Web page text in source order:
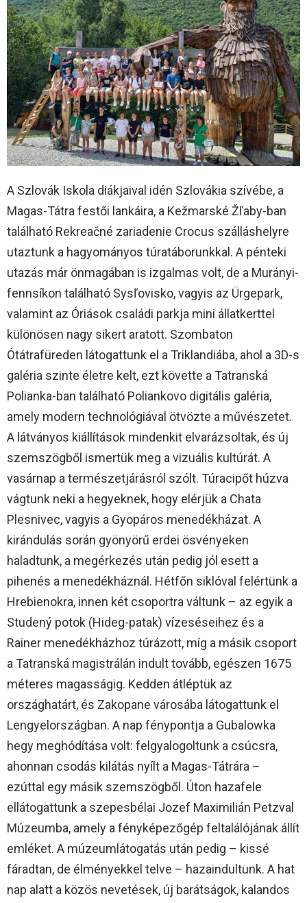
A Szlovák Iskola diákjaival idén Szlovákia szívébe, a
Magas-Tátra festői lankáira, a Kežmarské Žľaby-ban
található Rekreačné zariadenie Crocus szálláshelyre
utaztunk a hagyományos túratáborunkkal. A pénteki
utazás már önmagában is izgalmas volt, de a Murányi-
fennsíkon található Sysľovisko, vagyis az Ürgepark,
valamint az Óriások családi parkja mini állatkerttel
különösen nagy sikert aratott. Szombaton
Ótátrafüreden látogattunk el a Triklandiába, ahol a 3D-s
galéria szinte életre kelt, ezt követte a Tatranská
Polianka-ban található Poliankovo digitális galéria,
amely modern technológiával ötvözte a művészetet.
A látványos kiállítások mindenkit elvarázsoltak, és új
szemszögből ismertük meg a vizuális kultúrát. A
vasárnap a természetjárásról szólt. Túracipőt húzva
vágtunk neki a hegyeknek, hogy elérjük a Chata
Plesnivec, vagyis a Gyopáros menedékházat. A
kirándulás során gyönyörű erdei ösvényeken
haladtunk, a megérkezés után pedig jól esett a
pihenés a menedékháznál. Hétfőn siklóval felértünk a
Hrebienokra, innen két csoportra váltunk – az egyik a
Studený potok (Hideg-patak) vízeséseihez és a
Rainer menedékházhoz túrázott, míg a másik csoport
a Tatranská magistrálán indult tovább, egészen 1675
méteres magasságig. Kedden átléptük az
országhatárt, és Zakopane városába látogattunk el
Lengyelországban. A nap fénypontja a Gubalowka
hegy meghódítása volt: felgyalogoltunk a csúcsra,
ahonnan csodás kilátás nyílt a Magas-Tátrára –
ezúttal egy másik szemszögből. Úton hazafele
ellátogattunk a szepesbélai Jozef Maximilián Petzval
Múzeumba, amely a fényképezőgép feltalálójának állít
emléket. A múzeumlátogatás után pedig – kissé
fáradtan, de élményekkel telve – hazaindultunk. A hat
nap alatt a közös nevetések, új barátságok, kalandos